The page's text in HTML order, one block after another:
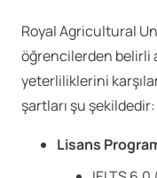
Royal Agricultural
öğrencilerden belirli
yeterliliklerini
şartları şu şekildedir:
Lisans